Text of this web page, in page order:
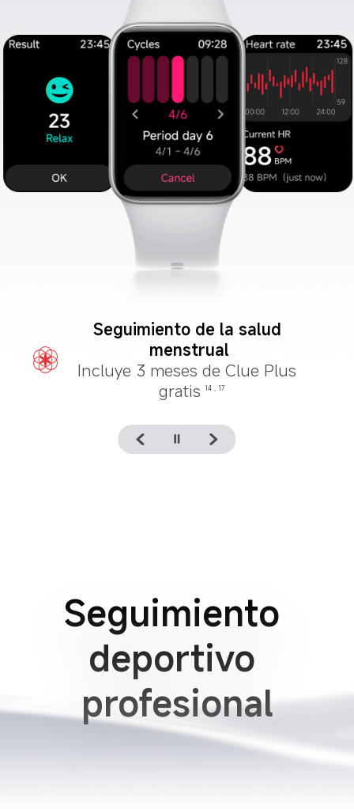
Monitoreo continuo de ritmo
cardíaco
Seguimiento
deportivo
profesional